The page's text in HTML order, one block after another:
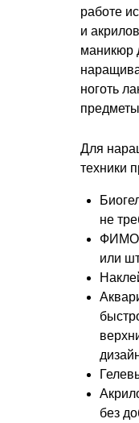
работе
и
маникюр
ноготь
Для
техники
не
ФИМО
или
без